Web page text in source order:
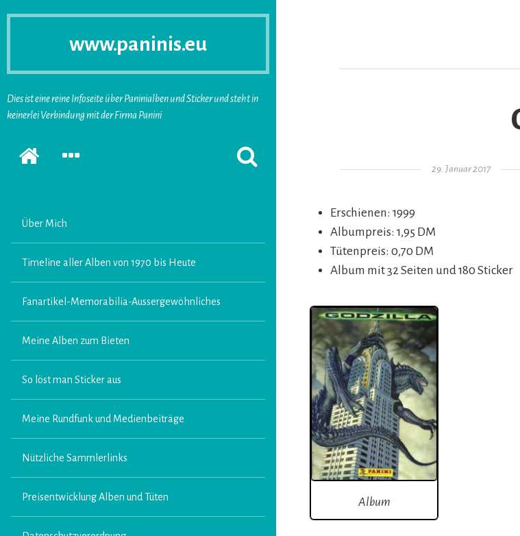
www.paninis.eu
Dies ist eine reine Infoseite über Paninialben und Sticker und steht in
keinerlei Verbindung mit der Firma Panini
Startseite
SEKUNDÄRE
SUCHFORMULAR
ERSCHEINEN
Über Mich
Timeline aller Alben von 1970 bis Heute
Fanartikel-Memorabilia-Aussergewöhnliches
Meine Alben zum Bieten
So löst man Sticker aus
Meine Rundfunk und Medienbeiträge
Nützliche Sammlerlinks
Preisentwicklung Alben und Tüten
Gepostet am
29. Januar 2017
Erschienen: 1999
Albumpreis: 1,95 DM
Tütenpreis: 0,70 DM
Album mit 32 Seiten und 180 Sticker
Album